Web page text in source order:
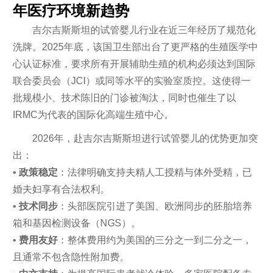
年医疗环境新趋势
吉尔吉斯斯坦的试管婴儿行业在近三年经历了规范化
洗牌。2025年底，该国卫生部出台了更严格的生殖医学中
心认证标准，要求所有开展辅助生殖的机构必须达到国际
联合委员会（JCI）或同等水平的实验室质控。这使得一
批规模小、技术陈旧的门诊被淘汰，同时也催生了以
IRMC为代表的国际化高端生殖中心。
2026年，赴吉尔吉斯斯坦进行试管婴儿的优势更加突
出：
• 政策稳定 ：法律明确支持夫精人工授精与体外受精，已
婚夫妇享有合法权利。
• 技术同步：头部医院引进了美国、欧洲同步的胚胎培养
箱和基因检测设备（NGS）。
• 费用友好：整体费用约为美国的三分之一到二分之一，
且通常不包含隐性附加费。